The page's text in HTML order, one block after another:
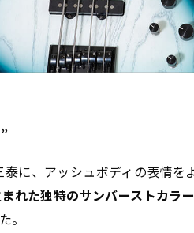
に、アッシュボディの表情を
れた独特のサンバーストカラ
。